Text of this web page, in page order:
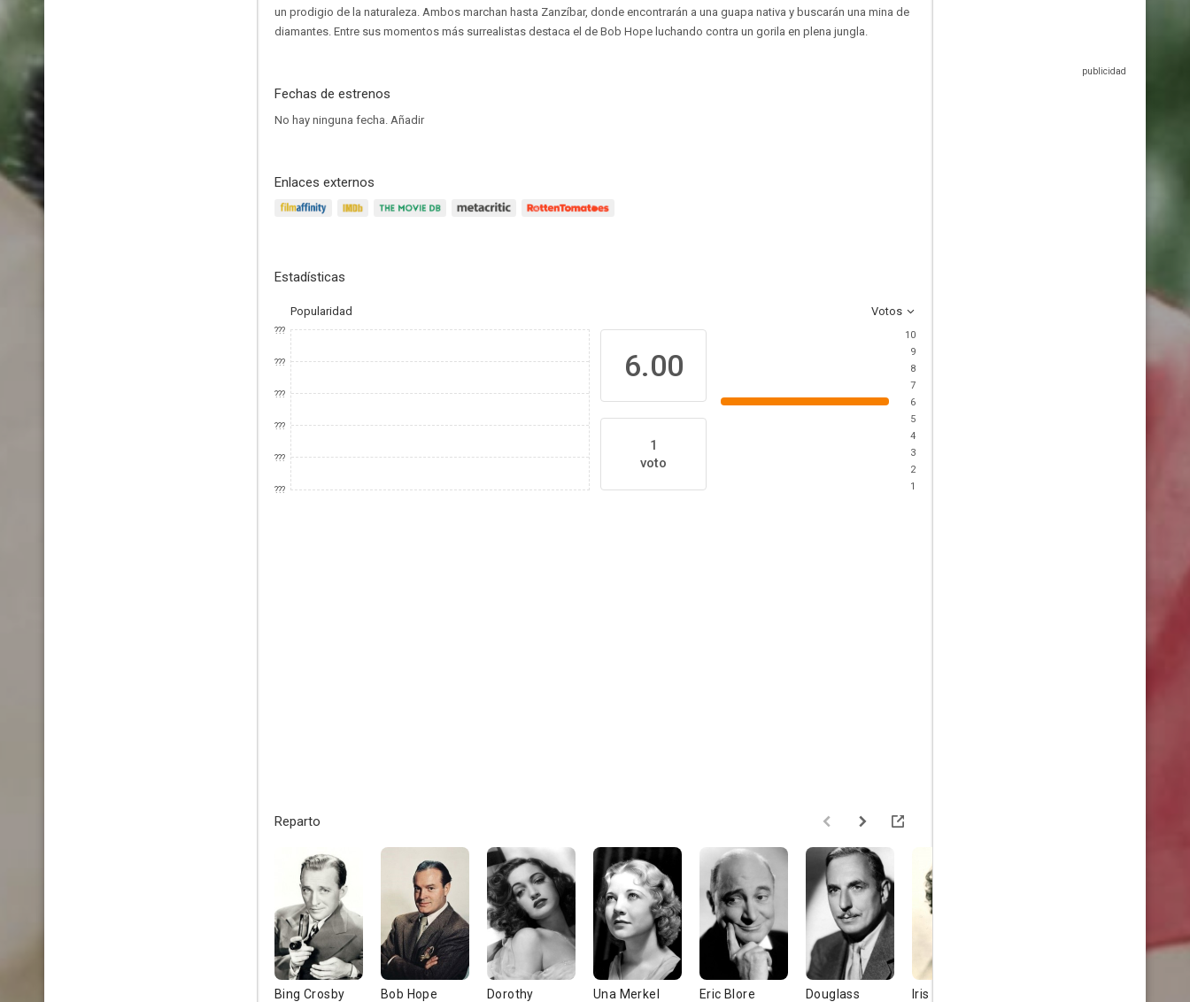
un prodigio de la naturaleza. Ambos marchan hasta Zanzíbar, donde encontrarán a una guapa nativa y buscarán una mina de
diamantes. Entre sus momentos más surrealistas destaca el de Bob Hope luchando contra un gorila en plena jungla.
Fechas de estrenos
No hay ninguna fecha. Añadir
Enlaces externos
Estadísticas
Popularidad Votos
???
???
???
???
???
???
6.00
1
voto
10
9
8
7
6
5
4
3
2
1
Reparto
Bing Crosby Bob Hope
Dorothy
Una Merkel Eric Blore
Douglass
Iris Adrian